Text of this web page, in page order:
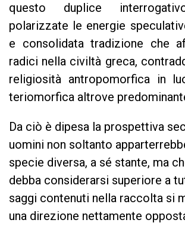
questo duplice
polarizzate le energie
e consolidata tradizione che
radici nella civiltà greca,
religiosità antropomorfica in
teriomorfica altrove
Da ciò è dipesa la prospettiva
uomini non soltanto
specie diversa, a sé stante, ma
debba considerarsi superiore a
saggi contenuti nella raccolta si
una direzione nettamente